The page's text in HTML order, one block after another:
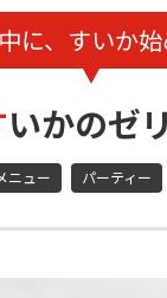
に、すいか
すいかのゼ
ニュー パーティー